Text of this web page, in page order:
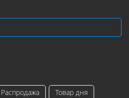
Распродажа
Товар дня